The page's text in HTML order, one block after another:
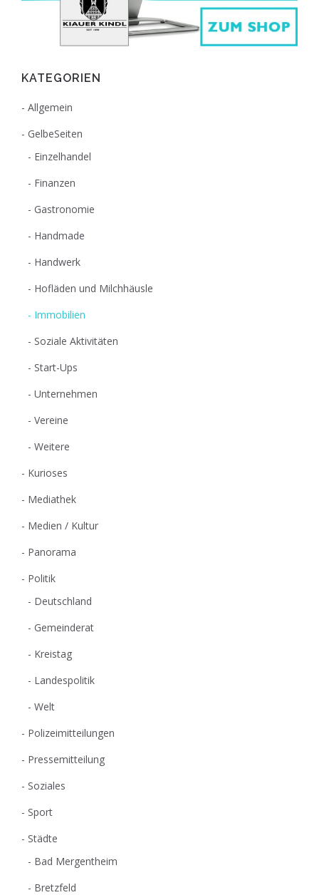
KATEGORIEN
Allgemein
GelbeSeiten
Einzelhandel
Finanzen
Gastronomie
Handmade
Handwerk
Hofläden und Milchhäusle
Immobilien
Soziale Aktivitäten
Start-Ups
Unternehmen
Vereine
Weitere
Kurioses
Mediathek
Medien / Kultur
Panorama
Politik
Deutschland
Gemeinderat
Kreistag
Landespolitik
Welt
Polizeimitteilungen
Pressemitteilung
Soziales
Sport
Städte
Bad Mergentheim
Bretzfeld